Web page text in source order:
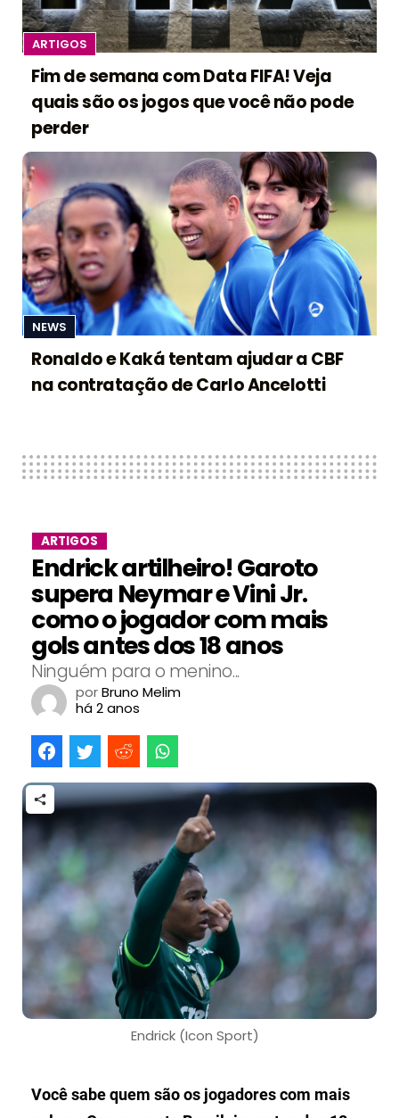
ARTIGOS
Fim de semana com Data FIFA! Veja
quais são os jogos que você não pode
perder
NEWS
Ronaldo e Kaká tentam ajudar a CBF
na contratação de Carlo Ancelotti
ARTIGOS
Endrick artilheiro! Garoto
supera Neymar e Vini Jr.
como o jogador com mais
gols antes dos 18 anos
Ninguém para o menino...
porBruno Melim
há 2 anos
Endrick (Icon Sport)
Você sabe quem são os jogadores com mais